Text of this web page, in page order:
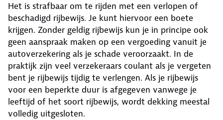
Het is strafbaar om te rijden met een verlopen of
beschadigd rijbewijs. Je kunt hiervoor een boete
krijgen. Zonder geldig rijbewijs kun je in principe ook
geen aanspraak maken op een vergoeding vanuit je
autoverzekering als je schade veroorzaakt. In de
praktijk zijn veel verzekeraars coulant als je vergeten
bent je rijbewijs tijdig te verlengen. Als je rijbewijs
voor een beperkte duur is afgegeven vanwege je
leeftijd of het soort rijbewijs, wordt dekking meestal
volledig uitgesloten.